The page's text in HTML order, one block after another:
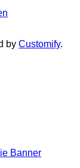
by Customify.
Banner